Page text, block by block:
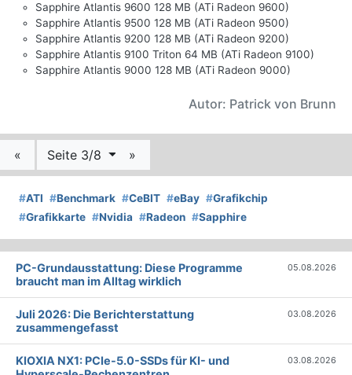
Sapphire Atlantis 9600 128 MB (ATi Radeon 9600)
Sapphire Atlantis 9500 128 MB (ATi Radeon 9500)
Sapphire Atlantis 9200 128 MB (ATi Radeon 9200)
Sapphire Atlantis 9100 Triton 64 MB (ATi Radeon 9100)
Sapphire Atlantis 9000 128 MB (ATi Radeon 9000)
Autor: Patrick von Brunn
« Seite 3/8 »
#ATI #Benchmark #CeBIT #eBay #Grafikchip
#Grafikkarte #Nvidia #Radeon #Sapphire
PC-Grundausstattung: Diese Programme
braucht man im Alltag wirklich
05.08.2026
Juli 2026: Die Bericht­erstattung
zusammengefasst
03.08.2026
KIOXIA NX1: PCIe-5.0-SSDs für KI- und
03.08.2026